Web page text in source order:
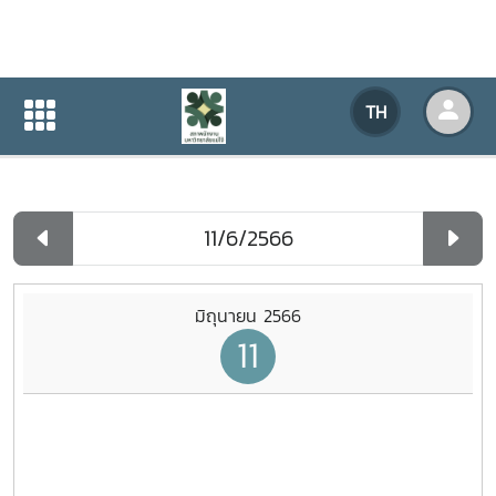
TH
ปฏิทินกิจกรรมของหน่วยงาน
ปฏิทินกิจกรรมของหน่วยงาน
มิถุนายน 2566
11